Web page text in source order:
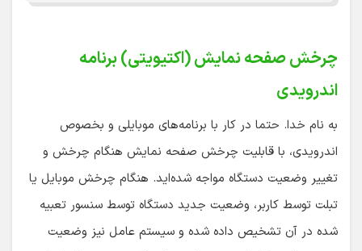
چرخش صفحه نمایش (اکتیویتی) برنامه
اندرویدی
به نام خدا. حتما در کار با برنامه‌های موبایلی و بخصوص
اندرویدی، با قابلیت چرخش صفحه نمایش هنگام چرخش و
تغییر وضعیت دستگاه مواجه شده‌اید. هنگام چرخش موبایل یا
تبلت توسط کاربر، وضعیت جدید دستگاه توسط سنسور تعبیه
شده در آن تشخیص داده شده و سیستم عامل نیز وضعیت